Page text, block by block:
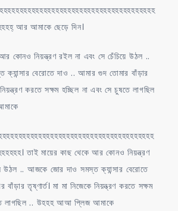
আর আমাকে ছেড়ে দিন।
কোনও নিয়ন্ত্রণ রইল না এবং সে চেঁচিয়ে উঠল ..
বেরোতে দাও .. আমার গুদ তোমার বাঁড়ার
করতে সক্ষম হচ্ছিল না এবং সে চুষতে লাগছিল
তাই মায়ের কাছ থেকে আর কোনও নিয়ন্ত্রণ
উঠল .. আজকে জোর দাও সমস্ত ক্যান্সার বেরোতে
তৃষ্ণার্ত। মা মা নিজেকে নিয়ন্ত্রণ করতে সক্ষম
লাগছিল .. উহহহ আআ প্লিজ আমাকে